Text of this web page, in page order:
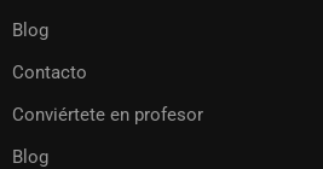
Blog
Contacto
Conviértete en profesor
Blog